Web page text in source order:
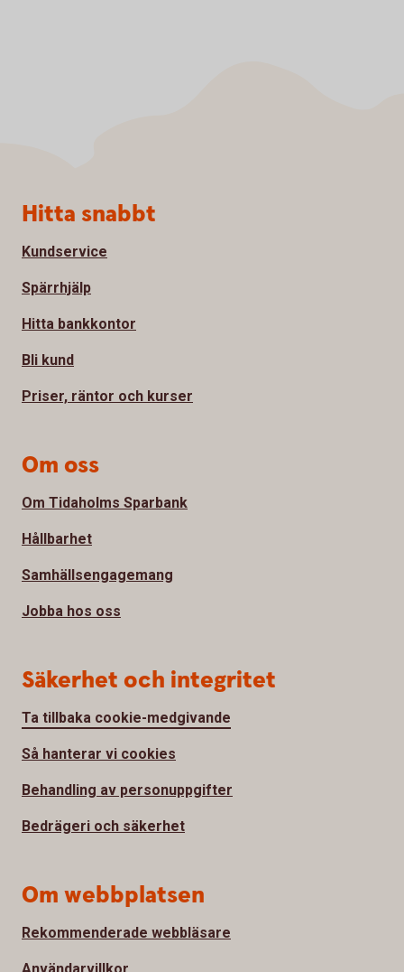
Sidfot
Hitta snabbt
Kundservice
Spärrhjälp
Hitta bankkontor
Bli kund
Priser, räntor och kurser
Om oss
Om Tidaholms Sparbank
Hållbarhet
Samhällsengagemang
Jobba hos oss
Säkerhet och integritet
Ta tillbaka cookie-medgivande
Så hanterar vi cookies
Behandling av personuppgifter
Bedrägeri och säkerhet
Om webbplatsen
Rekommenderade webbläsare
Användarvillkor